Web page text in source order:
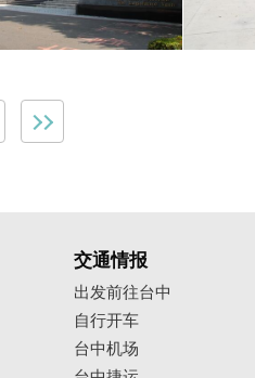
交通情报
出发前往台中
自行开车
台中机场